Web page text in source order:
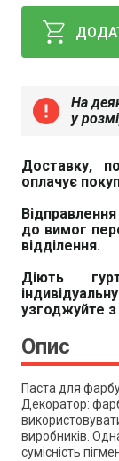
error
На
у
Доставку,
оплачує
до вимог
відділення.
Діють
узгоджуйте
Опис
Паста для
Декоратор:
виробників.
сумісність